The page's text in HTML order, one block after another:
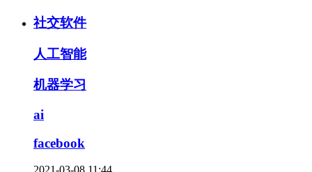
社交软件
人工智能
机器学习
ai
facebook